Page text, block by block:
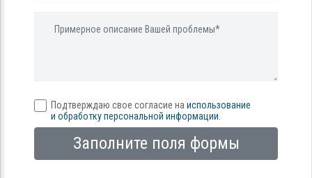
Подтверждаю свое согласие на использование
и обработку персональной информации
Заполните поля формы